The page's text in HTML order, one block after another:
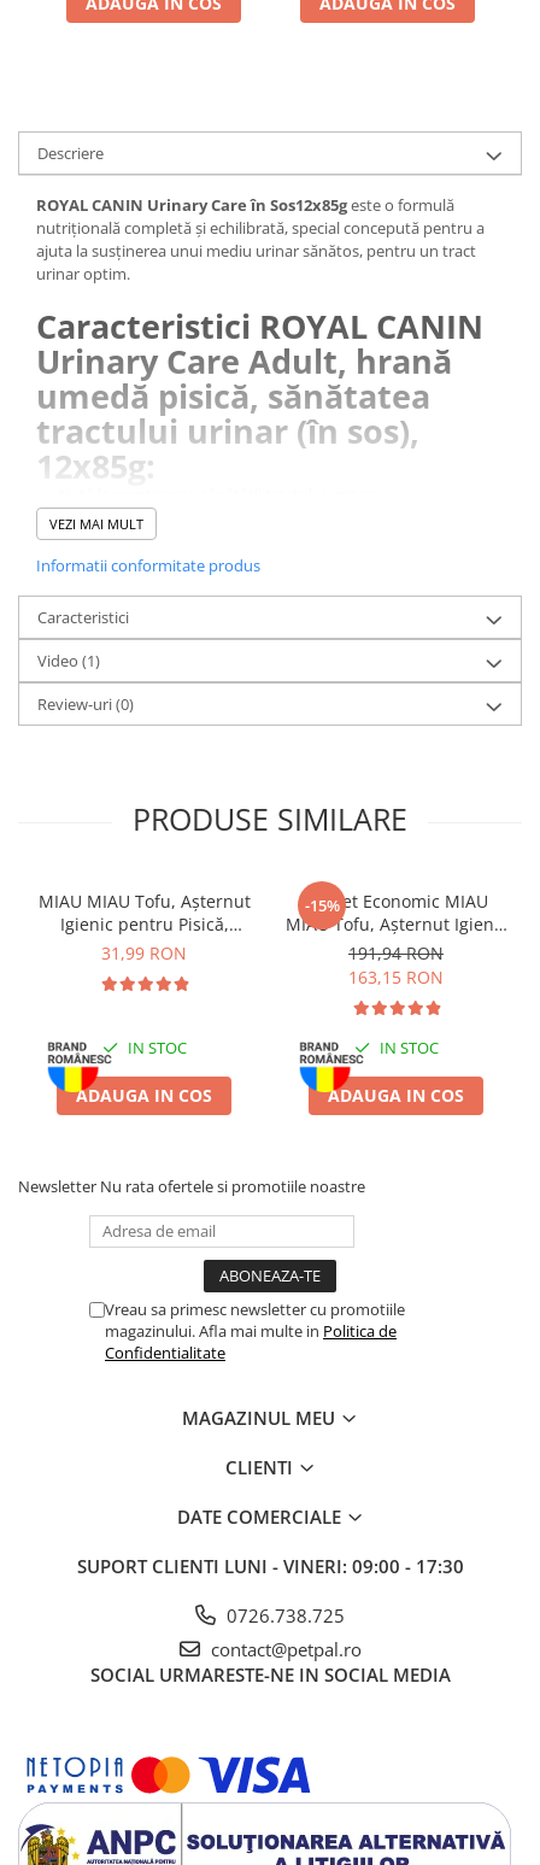
Descriere
ROYAL CANIN Urinary Care în Sos12x85geste o formulă
nutrițională completă și echilibrată, special concepută pentru a
ajuta la susținerea unui mediu urinar sănătos, pentru un tract
urinar optim.
Caracteristici ROYAL CANIN
Urinary Care Adult, hrană
umedă pisică, sănătatea
tractului urinar (în sos),
12x85g:
• Formulată pentru a susține echilibrul mineral sănătos al
tractului urinar
• Rezultate dovedite
VEZI MAI MULT
Informatii conformitate produs
Caracteristici
Video (1)
Review-uri(0)
PRODUSE SIMILARE
MIAU MIAU Tofu, Așternut
Igienic pentru Pisică,
Lavandă, 6L
31,99 RON
IN STOC
ADAUGA IN COS
-15%
Pachet Economic MIAU
MIAU Tofu, Așternut Igienic
pentru Pisică, Lavandă,
6x6L
191,94 RON
163,15 RON
IN STOC
ADAUGA IN COS
Newsletter Nu rata ofertele si promotiile noastre
Vreau sa primesc newsletter cu promotiile
magazinului. Afla mai multe in Politica de
Confidentialitate
MAGAZINUL MEU
CLIENTI
DATE COMERCIALE
SUPORT CLIENTI LUNI - VINERI: 09:00 - 17:30
0726.738.725
contact@petpal.ro
SOCIAL URMARESTE-NE IN SOCIAL MEDIA